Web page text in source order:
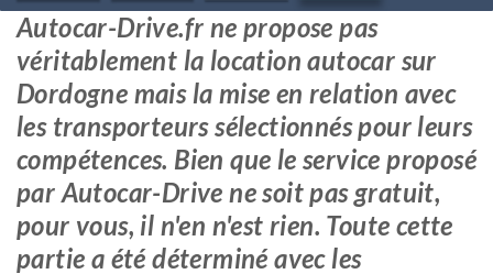
Autocar-Drive.fr ne propose pas
véritablement la location autocar sur
Dordogne mais la mise en relation avec
les transporteurs sélectionnés pour leurs
compétences. Bien que le service proposé
par Autocar-Drive ne soit pas gratuit,
pour vous, il n'en n'est rien. Toute cette
partie a été déterminé avec les